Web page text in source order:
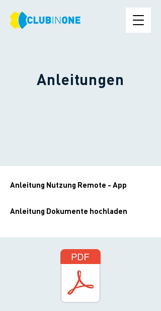
Anleitungen
Anleitung Nutzung Remote - App
Anleitung Dokumente hochladen